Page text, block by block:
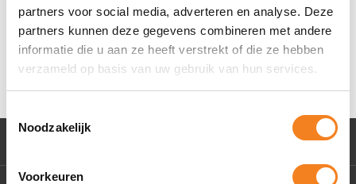
partners voor social media, adverteren en analyse. Deze
partners kunnen deze gegevens combineren met andere
informatie die u aan ze heeft verstrekt of die ze hebben
verzameld op basis van uw gebruik van hun services.
Noodzakelijk
Voorkeuren
0 producten Toon:
Geen producten gevonden!...